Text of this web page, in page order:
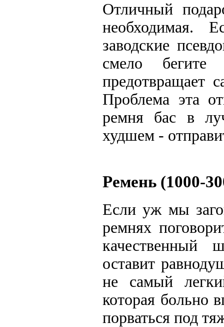
Отличный
необходимая.
заводские
смело бегите
предотвращает
Проблема эта
ремня бас в
худшем -
Ремень (1000-
Если уж мы
ремнях
качественный
оставит
не самый
которая больно
порваться под